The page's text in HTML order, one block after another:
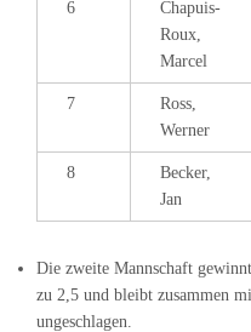
6
Chapuis-
Roux,
Marcel
7
Ross,
Werner
8
Becker,
Jan
Die zweite Mannschaft
zu 2,5 und bleibt zusammen
ungeschlagen.